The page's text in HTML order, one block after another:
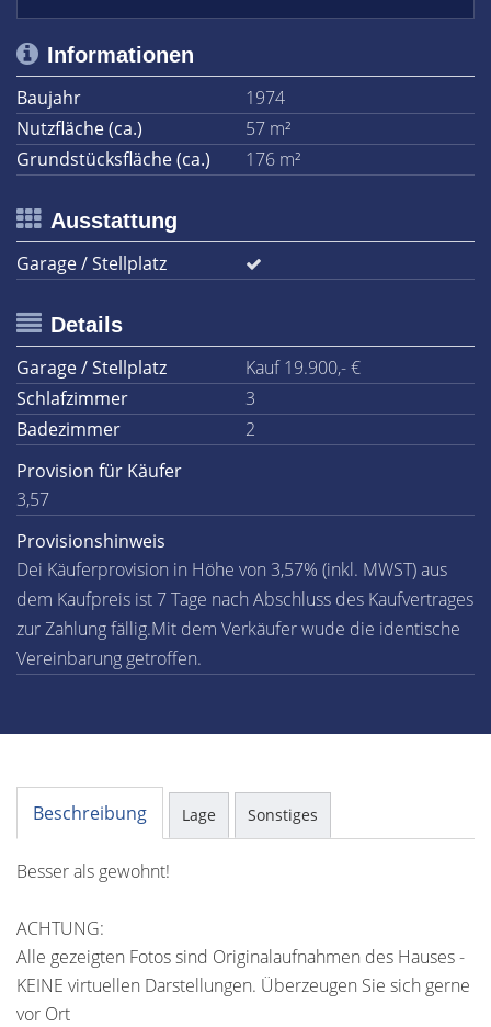
Informationen
Baujahr
1974
Nutzfläche (ca.)
57 m²
Grundstücksfläche (ca.)
176 m²
Ausstattung
Garage / Stellplatz
Details
Garage / Stellplatz
Kauf 19.900,- €
Schlafzimmer
3
Badezimmer
2
Provision für Käufer
3,57
Provisionshinweis
Dei Käuferprovision in Höhe von 3,57% (inkl. MWST) aus
dem Kaufpreis ist 7 Tage nach Abschluss des Kaufvertrages
zur Zahlung fällig.Mit dem Verkäufer wude die identische
Vereinbarung getroffen.
Beschreibung Lage Sonstiges
Besser als gewohnt!
ACHTUNG:
Alle gezeigten Fotos sind Originalaufnahmen des Hauses -
KEINE virtuellen Darstellungen. Überzeugen Sie sich gerne
vor Ort